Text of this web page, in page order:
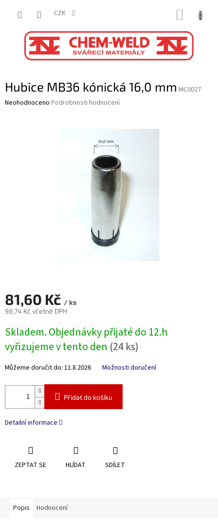
CZK
Hubice MB36 kónická 16,0 mm MC0027
Průměrné
Neohodnoceno Podrobnosti hodnocení
81,60 Kč / ks
98,74 Kč včetně DPH
cena:
Skladem. Objednávky přijaté do 12.h
vyřizujeme v tento den (24 ks)
Můžeme doručit do: 11.8.2026 Možnosti doručení
Přidat do košíku
Detailní informace
ZEPTAT SE HLÍDAT SDÍLET
Popis Hodnocení